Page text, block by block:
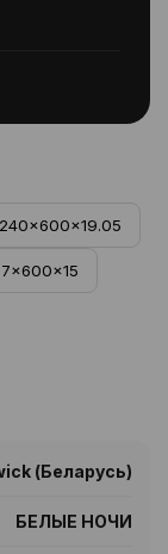
240x600x19.05
(Беларусь)
БЕЛЫЕ НОЧИ